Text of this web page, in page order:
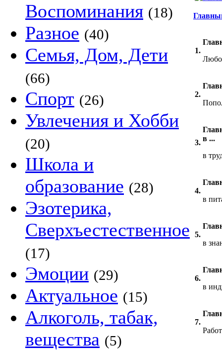
Воспоминания (18)
Разное (40)
Семья, Дом, Дети
(66)
Спорт (26)
Увлечения и Хобби
(20)
Школа и
образование (28)
Эзотерика,
Сверхъестественное
(17)
Эмоции (29)
Актуальное (15)
Алкоголь, табак,
вещества (5)
1.
2.
3. в ...
в
4.
в
5.
в
6.
в
7.